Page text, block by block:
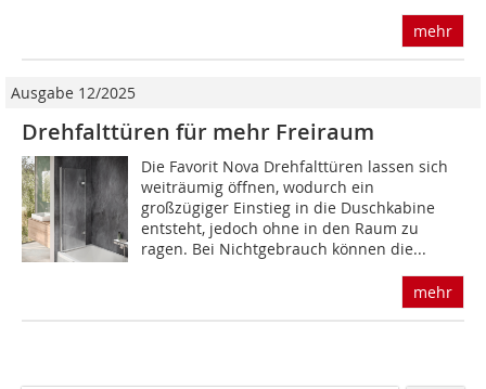
mehr
Ausgabe 12/2025
Drehfalttüren für mehr Freiraum
Die Favorit Nova Drehfalttüren lassen sich
weit­räumig öffnen, wodurch ein
großzügiger Einstieg in die Duschkabine
entsteht, jedoch ohne in den Raum zu
ragen. Bei Nichtgebrauch können die...
mehr